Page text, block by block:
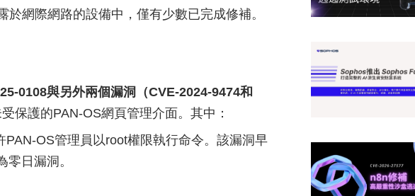
網際網路的設備中，僅有少數已完成修補。
0108與另外兩個漏洞（CVE-2024-9474和
保護的PAN-OS網頁管理介面。其中：
OS管理員以root權限執行命令。該漏洞早
日漏洞。